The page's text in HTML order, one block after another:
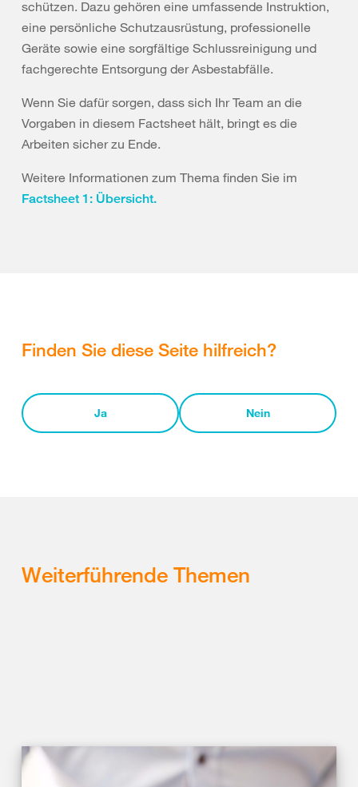
schützen. Dazu gehören eine umfassende Instruktion,
eine persönliche Schutzausrüstung, professionelle
Geräte sowie eine sorgfältige Schlussreinigung und
fachgerechte Entsorgung der Asbestabfälle.
Wenn Sie dafür sorgen, dass sich Ihr Team an die
Vorgaben in diesem Factsheet hält, bringt es die
Arbeiten sicher zu Ende.
Weitere Informationen zum Thema finden Sie im
Factsheet 1: Übersicht.
Finden Sie diese Seite hilfreich?
Ja Nein
Weiterführende Themen